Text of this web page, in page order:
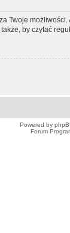
by czytać
Powered by
Forum